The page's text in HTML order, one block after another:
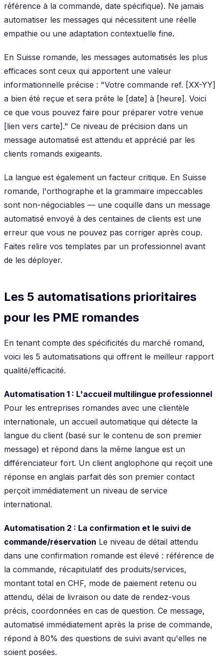
référence à la commande, date spécifique). Ne jamais
automatiser les messages qui nécessitent une réelle
empathie ou une adaptation contextuelle fine.
En Suisse romande, les messages automatisés les plus
efficaces sont ceux qui apportent une valeur
informationnelle précise : "Votre commande ref. [XX-YY]
a bien été reçue et sera prête le [date] à [heure]. Voici
ce que vous pouvez faire pour préparer votre venue
[lien vers carte]." Ce niveau de précision dans un
message automatisé est attendu et apprécié par les
clients romands exigeants.
La langue est également un facteur critique. En Suisse
romande, l'orthographe et la grammaire impeccables
sont non-négociables — une coquille dans un message
automatisé envoyé à des centaines de clients est une
erreur que vous ne pouvez pas corriger après coup.
Faites relire vos templates par un professionnel avant
de les déployer.
Les 5 automatisations prioritaires
pour les PME romandes
En tenant compte des spécificités du marché romand,
voici les 5 automatisations qui offrent le meilleur rapport
qualité/efficacité.
Automatisation 1 : L'accueil multilingue professionnel
Pour les entreprises romandes avec une clientèle
internationale, un accueil automatique qui détecte la
langue du client (basé sur le contenu de son premier
message) et répond dans la même langue est un
différenciateur fort. Un client anglophone qui reçoit une
réponse en anglais parfait dès son premier contact
perçoit immédiatement un niveau de service
international.
Automatisation 2 : La confirmation et le suivi de
commande/réservation Le niveau de détail attendu
dans une confirmation romande est élevé : référence de
la commande, récapitulatif des produits/services,
montant total en CHF, mode de paiement retenu ou
attendu, délai de livraison ou date de rendez-vous
précis, coordonnées en cas de question. Ce message,
automatisé immédiatement après la prise de commande,
répond à 80% des questions de suivi avant qu'elles ne
soient posées.